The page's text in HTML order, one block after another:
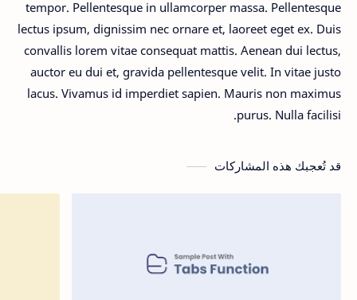
tempor. Pellentesque in ullamcorper massa. Pellentesque
lectus ipsum, dignissim nec ornare et, laoreet eget ex. Duis
convallis lorem vitae consequat mattis. Aenean dui lectus,
auctor eu dui et, gravida pellentesque velit. In vitae justo
lacus. Vivamus id imperdiet sapien. Mauris non maximus
purus. Nulla facilisi.
قد تُعجبك هذه المشاركات